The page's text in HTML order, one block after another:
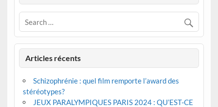
Articles récents
Schizophrénie : quel film remporte l’award des
stéréotypes?
JEUX PARALYMPIQUES PARIS 2024 : QU’EST-CE